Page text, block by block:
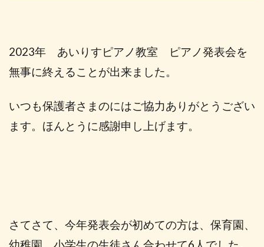
2023年 あいりすピアノ教室 ピアノ発表会を
無事に終えることが出来ました。
いつも保護者さまのにはご協力ありがとうござい
ます。ほんとうに感謝申し上げます。
さてさて、今年発表会が初めての方は、保育園、